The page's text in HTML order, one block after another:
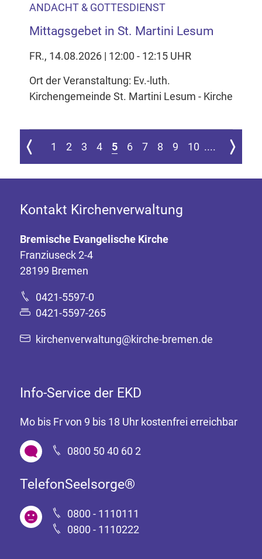
ANDACHT & GOTTESDIENST
Mittagsgebet in St. Martini Lesum
FR., 14.08.2026 | 12:00 - 12:15 UHR
Ort der Veranstaltung: Ev.-luth.
Kirchengemeinde St. Martini Lesum - Kirche
Seite springen
Zur vorherigen Seite
1 2 3 4 5 6 7 8 9 10 .... Zur
Kontakt Kirchenverwaltung
Bremische Evangelische Kirche
Franziuseck 2-4
28199 Bremen
0421-5597-0
0421-5597-265
kirchenverwaltung@kirche-bremen.de
Info-Service der EKD
Mo bis Fr von 9 bis 18 Uhr kostenfrei erreichbar
0800 50 40 60 2
TelefonSeelsorge®
0800 - 1110111
0800 - 1110222